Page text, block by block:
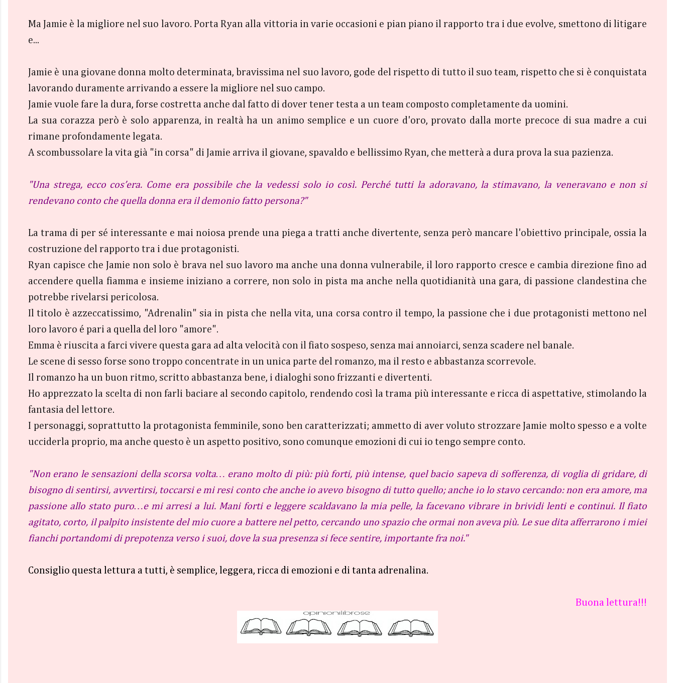
Ma Jamie è la migliore nel suo lavoro. Porta Ryan alla vittoria in varie occasioni e pian piano il rapporto tra i due evolve, smettono di litigare
e...
Jamie è una giovane donna molto determinata, bravissima nel suo lavoro, gode del rispetto di tutto il suo team, rispetto che si è conquistata
lavorando duramente arrivando a essere la migliore nel suo campo.
Jamie vuole fare la dura, forse costretta anche dal fatto di dover tener testa a un team composto completamente da uomini.
La sua corazza però è solo apparenza, in realtà ha un animo semplice e un cuore d'oro, provato dalla morte precoce di sua madre a cui
rimane profondamente legata.
A scombussolare la vita già "in corsa" di Jamie arriva il giovane, spavaldo e bellissimo Ryan, che metterà a dura prova la sua pazienza.
"Una strega, ecco cos’era. Come era possibile che la vedessi solo io così. Perché tutti la adoravano, la stimavano, la veneravano e non si
rendevano conto che quella donna era il demonio fatto persona?"
La trama di per sé interessante e mai noiosa prende una piega a tratti anche divertente, senza però mancare l'obiettivo principale, ossia la
costruzione del rapporto tra i due protagonisti.
Ryan capisce che Jamie non solo è brava nel suo lavoro ma anche una donna vulnerabile, il loro rapporto cresce e cambia direzione fino ad
accendere quella fiamma e insieme iniziano a correre, non solo in pista ma anche nella quotidianità una gara, di passione clandestina che
potrebbe rivelarsi pericolosa.
Il titolo è azzeccatissimo, "Adrenalin" sia in pista che nella vita, una corsa contro il tempo, la passione che i due protagonisti mettono nel
loro lavoro é pari a quella del loro "amore".
Emma è riuscita a farci vivere questa gara ad alta velocità con il fiato sospeso, senza mai annoiarci, senza scadere nel banale.
Le scene di sesso forse sono troppo concentrate in un unica parte del romanzo, ma il resto e abbastanza scorrevole.
Il romanzo ha un buon ritmo, scritto abbastanza bene, i dialoghi sono frizzanti e divertenti.
Ho apprezzato la scelta di non farli baciare al secondo capitolo, rendendo così la trama più interessante e ricca di aspettative, stimolando la
fantasia del lettore.
I personaggi, soprattutto la protagonista femminile, sono ben caratterizzati; ammetto di aver voluto strozzare Jamie molto spesso e a volte
ucciderla proprio, ma anche questo è un aspetto positivo, sono comunque emozioni di cui io tengo sempre conto.
"Non erano le sensazioni della scorsa volta… erano molto di più: più forti, più intense, quel bacio sapeva di sofferenza, di voglia di gridare, di
bisogno di sentirsi, avvertirsi, toccarsi e mi resi conto che anche io avevo bisogno di tutto quello; anche io lo stavo cercando: non era amore, ma
passione allo stato puro…e mi arresi a lui. Mani forti e leggere scaldavano la mia pelle, la facevano vibrare in brividi lenti e continui. Il fiato
agitato, corto, il palpito insistente del mio cuore a battere nel petto, cercando uno spazio che ormai non aveva più. Le sue dita afferrarono i miei
fianchi portandomi di prepotenza verso i suoi, dove la sua presenza si fece sentire, importante fra noi."
Consiglio questa lettura a tutti, è semplice, leggera, ricca di emozioni e di tanta adrenalina.
Buona lettura!!!